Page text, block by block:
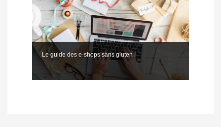
Le guide des e-shops sans gluten !